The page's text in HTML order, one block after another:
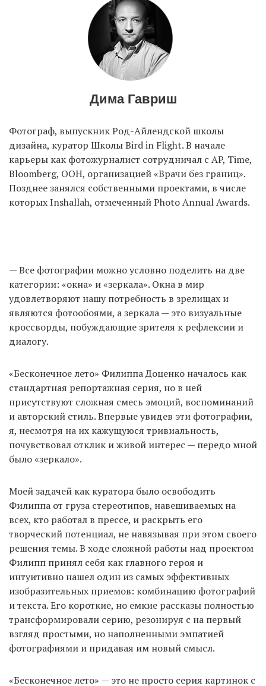
Дима Гавриш
Фотограф, выпускник Род-Айлендской школы
дизайна, куратор Школы Bird in Flight. В начале
карьеры как фотожурналист сотрудничал с AP, Time,
Bloomberg, ООН, организацией «Врачи без границ».
Позднее занялся собственными проектами, в числе
которых Inshallah, отмеченный Photo Annual Awards.
— Все фотографии можно условно поделить на две
категории: «окна» и «зеркала». Окна в мир
удовлетворяют нашу потребность в зрелищах и
являются фотообоями, а зеркала — это визуальные
кроссворды, побуждающие зрителя к рефлексии и
диалогу.
«Бесконечное лето» Филиппа Доценко началось как
стандартная репортажная серия, но в ней
присутствуют сложная смесь эмоций, воспоминаний
и авторский стиль. Впервые увидев эти фотографии,
я, несмотря на их кажущуюся тривиальность,
почувствовал отклик и живой интерес — передо мной
было «зеркало».
Моей задачей как куратора было освободить
Филиппа от груза стереотипов, навешиваемых на
всех, кто работал в прессе, и раскрыть его
творческий потенциал, не навязывая при этом своего
решения темы. В ходе сложной работы над проектом
Филипп принял себя как главного героя и
интуитивно нашел один из самых эффективных
изобразительных приемов: комбинацию фотографий
и текста. Его короткие, но емкие рассказы полностью
трансформировали серию, резонируя с на первый
взгляд простыми, но наполненными эмпатией
фотографиями и придавая им новый смысл.
«Бесконечное лето» — это не просто серия картинок с